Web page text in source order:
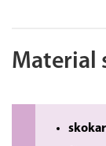
Material